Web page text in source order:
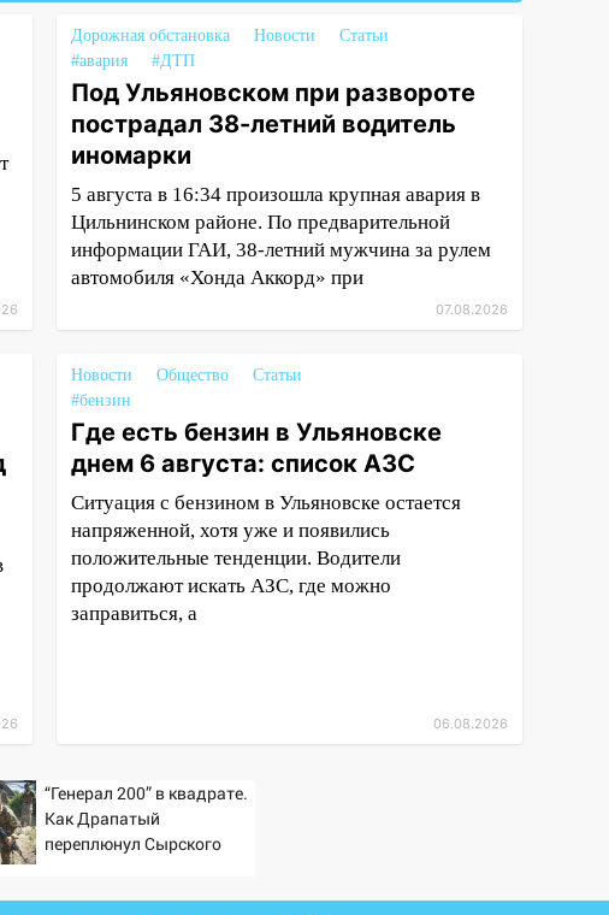
Дорожная обстановка Новости
Статьи
#авария
#ДТП
Под Ульяновском при развороте
пострадал 38-летний водитель
иномарки
5 августа в 16:34 произошла крупная авария в
Цильнинском районе. По предварительной
информации ГАИ, 38-летний мужчина за рулем
автомобиля «Хонда Аккорд» при
07.08.2026
Новости Общество
Статьи
#бензин
Где есть бензин в Ульяновске
днем 6 августа: список АЗС
Ситуация с бензином в Ульяновске остается
напряженной, хотя уже и появились
положительные тенденции. Водители
продолжают искать АЗС, где можно
заправиться, а
06.08.2026
“Генерал 200” в квадрате.
Как Драпатый
переплюнул Сырского